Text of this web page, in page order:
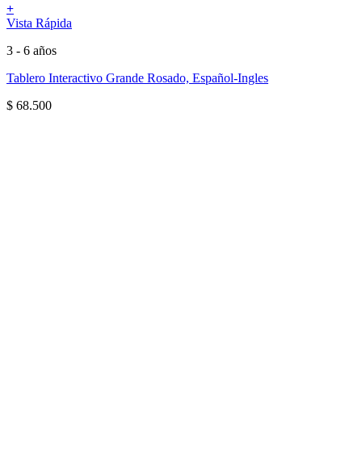
+
Vista Rápida
3 - 6 años
Tablero Interactivo Grande Rosado, Español-Ingles
$ 68.500